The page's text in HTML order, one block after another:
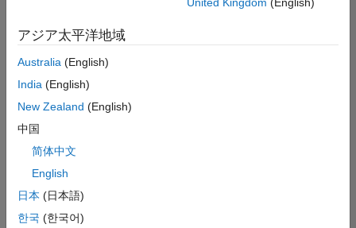
範
囲
を
広
る
か、
す
て
の
求
アジア太平洋地域
Australia (English)
India (English)
New Zealand (English)
中国
简体中文
English
日本 (日本語)
한국 (한국어)